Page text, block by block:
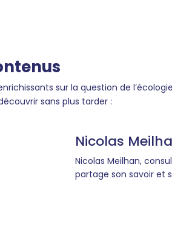
sur la question de
sans plus tarder :
Nicolas
Nicolas Meilhan,
partage son savoir et